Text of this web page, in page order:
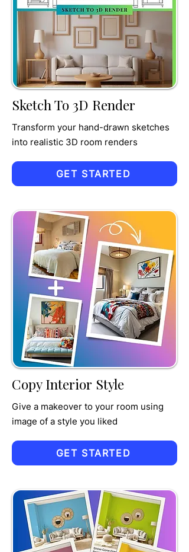
TRU
MPET
Sketch To 3D Render
Transform your hand-drawn sketches
into realistic 3D room renders
GET STARTED
TRU
MPET
Copy Interior Style
Give a makeover to your room using
image of a style you liked
GET STARTED